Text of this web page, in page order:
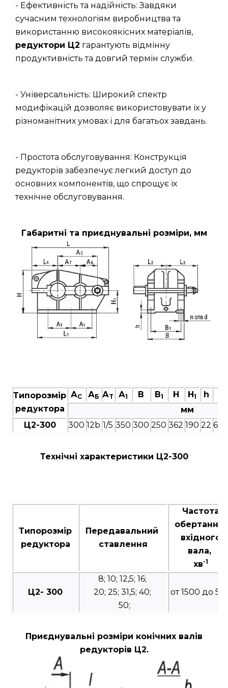
- Ефективність та надійність: Завдяки
сучасним технологіям виробництва та
використанню високоякісних матеріалів,
редуктори Ц2 гарантують відмінну
продуктивність та довгий термін служби.
- Універсальність: Широкий спектр
модифікацій дозволяє використовувати їх у
різноманітних умовах і для багатьох завдань.
- Простота обслуговування: Конструкція
редукторів забезпечує легкий доступ до
основних компонентів, що спрощує їх
технічне обслуговування.
Габаритні та приєднувальні розміри, мм
Типорозмір
редуктора
АC АБ АT А1 В В1 Н Н 1 h
мм
Ц2-300
300 12b 1/5 350 300 250 362 190 22 620
Технічні характеристики Ц2-300
Типорозмір
редуктора
Передавальний
ставлення
Частота
обертання
вхідного
вала,
хв-1
Ц2- 300
8; 10; 12,5; 16;
20; 25; 31,5; 40;
50;
от 1500 до
Приєднувальні розміри конічних валів
редукторів Ц2.